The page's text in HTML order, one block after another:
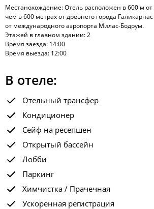
Местанохождение: Отель расположен в 600 м
чем в 600 метрах от древнего города
от международного аэропорта Милас-Бодрум.
Этажей в главном здании: 2
Время заезда: 14:00
Время выезда: 12:00
В отеле:
Отельный трансфер
Кондиционер
Сейф на ресепшен
Открытый бассейн
Лобби
Паркинг
Химчистка / Прачечная
Ускоренная регистрация